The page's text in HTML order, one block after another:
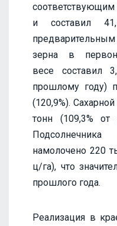
и составил
зерна в
весе составил
прошлому году)
(120,9%).
тонн (109,3% от
намолочено 220
ц/га), что
прошлого года.
Реализация в